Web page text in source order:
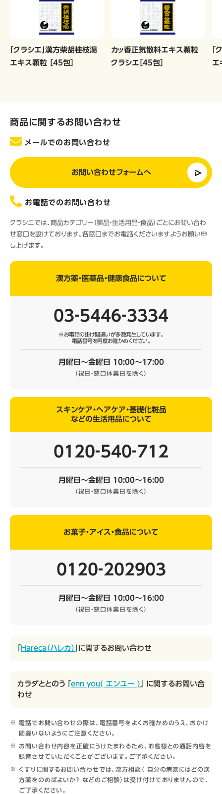
「クラシエ」漢方柴胡桂枝湯
エキス顆粒 ［45包］
カッ香正気散料エキス顆粒
クラシエ［45包］
エ
商品に関するお問い合わせ
メールでのお問い合わせ
お問い合わせフォームへ
お電話でのお問い合わせ
クラシエでは、商品カテゴリー（薬品・生活用品・食品）ごとにお問い合わ
せ窓口を設けております。各窓口までお電話くださいますようお願い申
し上げます。
漢方薬・医薬品・健康食品について
03‐5446‐3334
※お電話の掛け間違いが多数発生しています。
電話番号を再度お確かめください。
月曜日～金曜日 10:00～17:00
（祝日・窓口休業日を除く）
スキンケア・ヘアケア・基礎化粧品
などの生活用品について
0120‐540‐712
月曜日～金曜日 10:00～16:00
（祝日・窓口休業日を除く）
お菓子・アイス・食品について
0120‐202903
月曜日～金曜日 10:00～16:00
（祝日・窓口休業日を除く）
Hareca（ハレカ） 」に関するお問い合わせ
カラダととのう 「 enn you( エンユー ) 」 に関するお問い合
わせ
電話でお問い合わせの際は、電話番号をよくお確かめのうえ、おかけ
間違いないようにご注意ください。
お問い合わせ内容を正確にうけたまわるため、お客様との通話内容を
録音させていただくことがございます。ご了承ください。
くすりに関するお問い合わせでは、漢方相談（ 自分の病気にはどの漢
方薬をのめばよいか？ などのご相談）は受け付けておりませんので、
ご了承ください。